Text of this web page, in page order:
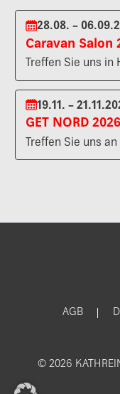
28.08. –
Caravan Salon
Treffen Sie uns in
19.11. –
GET NORD
Treffen Sie uns
AGB
© 2026